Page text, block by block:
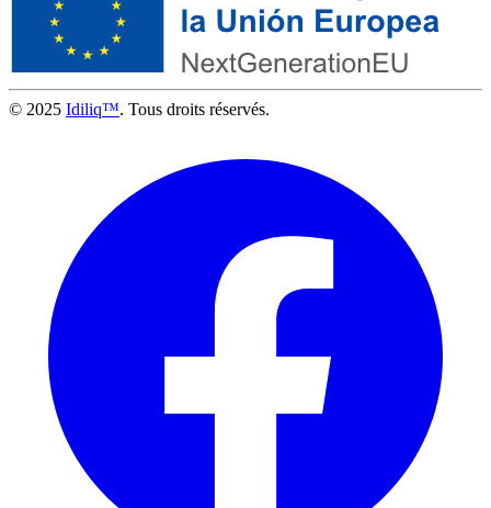
© 2025 Idiliq™. Tous droits réservés.